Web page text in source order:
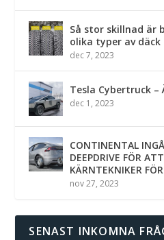
Så stor skillnad är
olika typer av däck
dec 7, 2023
Tesla Cybertruck
dec 1, 2023
CONTINENTAL
DEEPDRIVE FÖR
KÄRNTEKNIKER
nov 27, 2023
SENAST INKOMNA